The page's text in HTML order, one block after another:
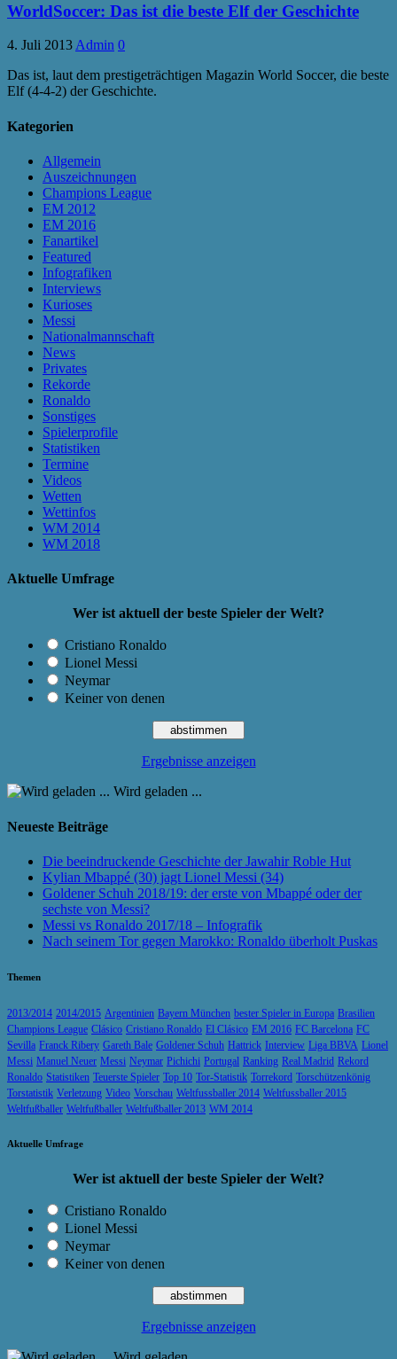
WorldSoccer: Das ist die beste Elf der Geschichte
4. Juli 2013 Admin 0
Das ist, laut dem prestigeträchtigen Magazin World Soccer, die beste
Elf (4-4-2) der Geschichte.
Kategorien
Allgemein
Auszeichnungen
Champions League
EM 2012
EM 2016
Fanartikel
Featured
Infografiken
Interviews
Kurioses
Messi
Nationalmannschaft
News
Privates
Rekorde
Ronaldo
Sonstiges
Spielerprofile
Statistiken
Termine
Videos
Wetten
Wettinfos
WM 2014
WM 2018
Aktuelle Umfrage
Wer ist aktuell der beste Spieler der Welt?
Cristiano Ronaldo
Lionel Messi
Neymar
Keiner von denen
Ergebnisse anzeigen
Wird geladen ...
Neueste Beiträge
Die beeindruckende Geschichte der Jawahir Roble Hut
Kylian Mbappé (30) jagt Lionel Messi (34)
Goldener Schuh 2018/19: der erste von Mbappé oder der
sechste von Messi?
Messi vs Ronaldo 2017/18 – Infografik
Nach seinem Tor gegen Marokko: Ronaldo überholt Puskas
Themen
2013/2014 2014/2015 Argentinien Bayern München bester Spieler in Europa Brasilien
Champions League Clásico Cristiano Ronaldo El Clásico EM 2016 FC Barcelona FC
Sevilla Franck Ribery Gareth Bale Goldener Schuh Hattrick Interview Liga BBVA Lionel
Messi Manuel Neuer Messi Neymar Pichichi Portugal Ranking Real Madrid Rekord
Ronaldo Statistiken Teuerste Spieler Top 10 Tor-Statistik Torrekord Torschützenkönig
Torstatistik Verletzung Video Vorschau Weltfussballer 2014 Weltfussballer 2015
Weltfußballer Weltfußballer Weltfußballer 2013 WM 2014
Aktuelle Umfrage
Wer ist aktuell der beste Spieler der Welt?
Cristiano Ronaldo
Lionel Messi
Neymar
Keiner von denen
Ergebnisse anzeigen